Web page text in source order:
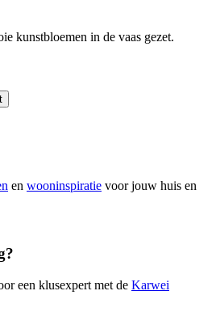
kunstbloemen in de vaas gezet.
en wooninspiratie voor jouw huis en
een klusexpert met de Karwei